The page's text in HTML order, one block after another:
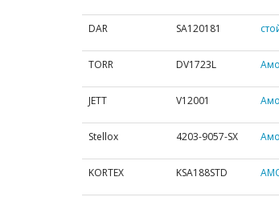
DAR SA120181
TORR DV1723L
JETT V12001
Stellox 4203-9057-SX
KORTEX KSA188STD